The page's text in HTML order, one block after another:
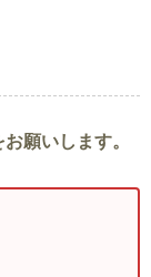
願いします。